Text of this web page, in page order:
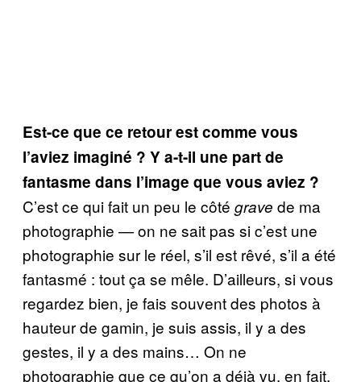
Est-ce que ce retour est comme vous
l’aviez imaginé ? Y a-t-il une part de
fantasme dans l’image que vous aviez ?
C’est ce qui fait un peu le côté grave de ma
photographie — on ne sait pas si c’est une
photographie sur le réel, s’il est rêvé, s’il a été
fantasmé : tout ça se mêle. D’ailleurs, si vous
regardez bien, je fais souvent des photos à
hauteur de gamin, je suis assis, il y a des
gestes, il y a des mains… On ne
photographie que ce qu’on a déjà vu, en fait.